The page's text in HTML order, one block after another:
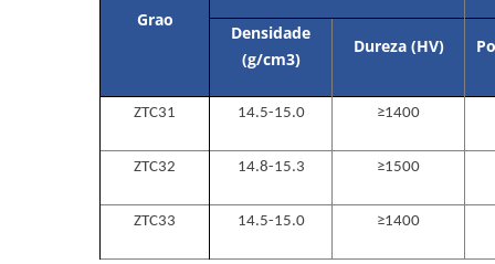
Grao
Densidade
(g/cm3)
Dureza (HV)
ZTC31 14.5-15.0 ≥1400
ZTC32 14.8-15.3 ≥1500
ZTC33 14.5-15.0 ≥1400